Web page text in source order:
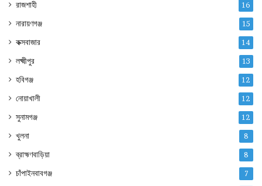
রাজশাহী 16
নারায়ণগঞ্জ 15
কক্সবাজার 14
লক্ষ্মীপুর 13
হবিগঞ্জ 12
নোয়াখালী 12
সুনামগঞ্জ 12
খুলনা 8
ব্রাহ্মণবাড়িয়া 8
চাঁপাইনবাবগঞ্জ 7